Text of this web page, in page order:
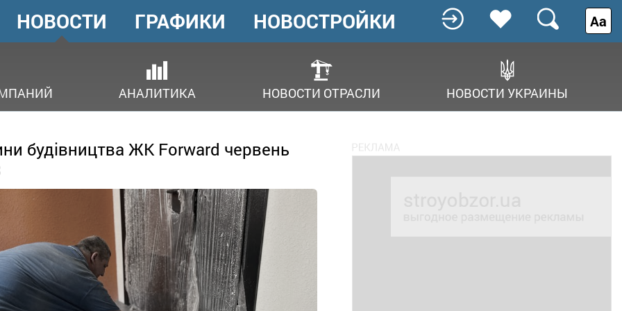
ГОЛОВНЕ
МЕНЮ
НОВОСТИ
АНАЛИТИКА НОВОСТИ ОТРАСЛИ НОВОСТИ УКРАИНЫ
ГРАФИКИ НОВОСТРОЙКИ Аа
будівництва ЖК Forward червень